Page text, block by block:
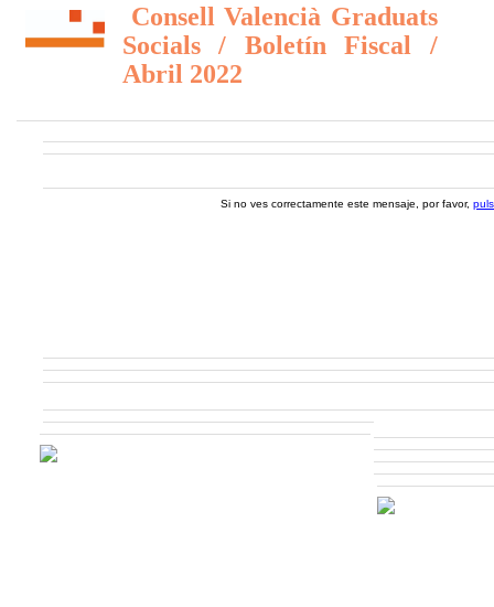
Consell Valencià Graduats
Socials / Boletín Fiscal /
Abril 2022
Si no ves correctamente este mensaje, por favor,